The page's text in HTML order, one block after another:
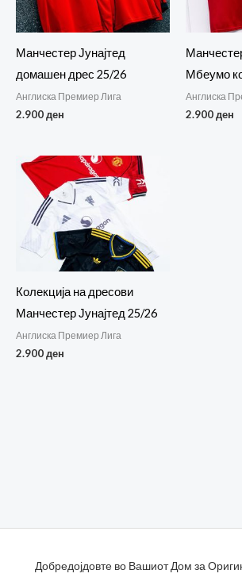
Манчестер Јунајтед
домашен дрес 25/26
Англиска Премиер Лига
2.900ден
Мбеумо
Англиска
2.900ден
Колекција на дресови
Манчестер Јунајтед 25/26
Англиска Премиер Лига
2.900ден
Добредојдовте во Вашиот Дом за